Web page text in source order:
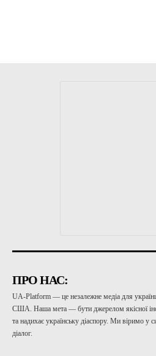
ПРО НАС:
UA-Platform — це незалежне медіа для
США. Наша мета — бути джерелом якісної
та надихає українську діаспору. Ми віримо у
діалог.